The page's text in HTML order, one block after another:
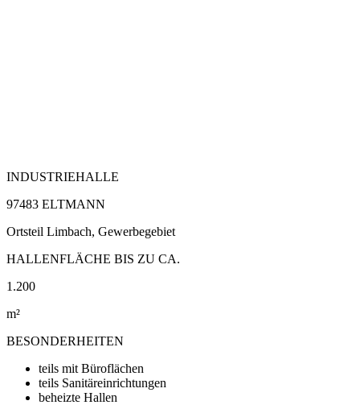
INDUSTRIEHALLE
97483 ELTMANN
Ortsteil Limbach, Gewerbegebiet
HALLENFLÄCHE BIS ZU CA.
1.200
m²
BESONDERHEITEN
teils mit Büroflächen
teils Sanitäreinrichtungen
beheizte Hallen